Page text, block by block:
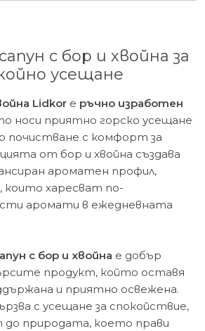
с бор и хвойна за
усещане
Lidkor е ръчно изработен
носи приятно горско усещане
почистване с комфорт за
от бор и хвойна създава
ароматен профил,
които харесват по-
аромати в ежедневната
с бор и хвойна е добър
продукт, който оставя
и приятно освежена.
с усещане за спокойствие,
до природата, което прави